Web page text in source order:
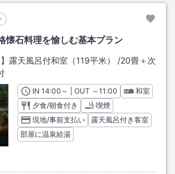
懐石料理を愉しむ基本プラン
】露天風呂付和室（119平米） /20畳＋次
INチェックイン
14:00 ～ | OUT チェックアウト
～11:00
和室
夕食/朝食付き
喫煙
現地/事前支払い
露天風呂付き客室
部屋に温泉給湯